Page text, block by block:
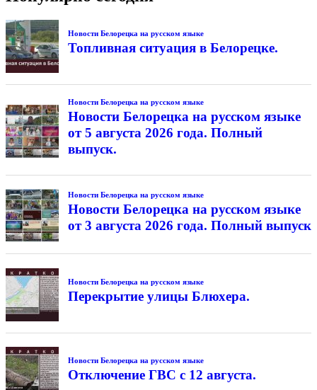
Новости Белорецка на русском языке
Топливная ситуация в Белорецке.
Новости Белорецка на русском языке
Новости Белорецка на русском языке
от 5 августа 2026 года. Полный
выпуск.
Новости Белорецка на русском языке
Новости Белорецка на русском языке
от 3 августа 2026 года. Полный выпуск
Новости Белорецка на русском языке
Перекрытие улицы Блюхера.
Новости Белорецка на русском языке
Отключение ГВС с 12 августа.